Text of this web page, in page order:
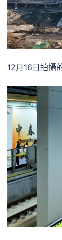
12月16日拍攝